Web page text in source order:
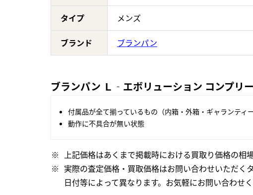
タイプ メンズ
ブランド ブランパン
ブランパン Ｌ‐エボリューション コンプリ
付属品が全て揃っているもの（内箱・外箱・ギャランティー
動作に不具合が無い状態
上記価格はあくまで掲載時における買取り価格の相
実際の査定価格・買取価格はお問い合わせいただく
日付等によって異なります。お気軽にお問い合わせく